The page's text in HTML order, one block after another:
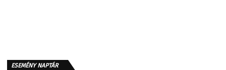
ESEMÉNY NAPTÁR